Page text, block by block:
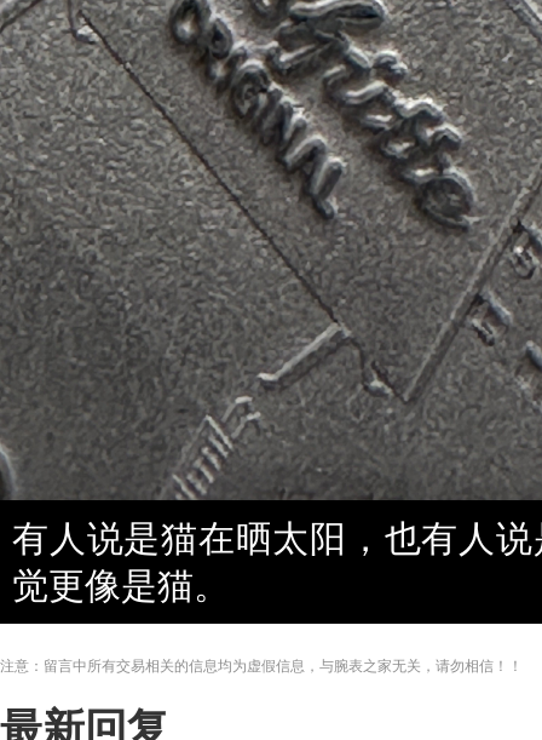
有人说是猫在晒太阳，也有人
觉更像是猫。
注意：留言中所有交易相关的信息均为虚假信息，与腕表之家无关，请勿相信！！
最新回复